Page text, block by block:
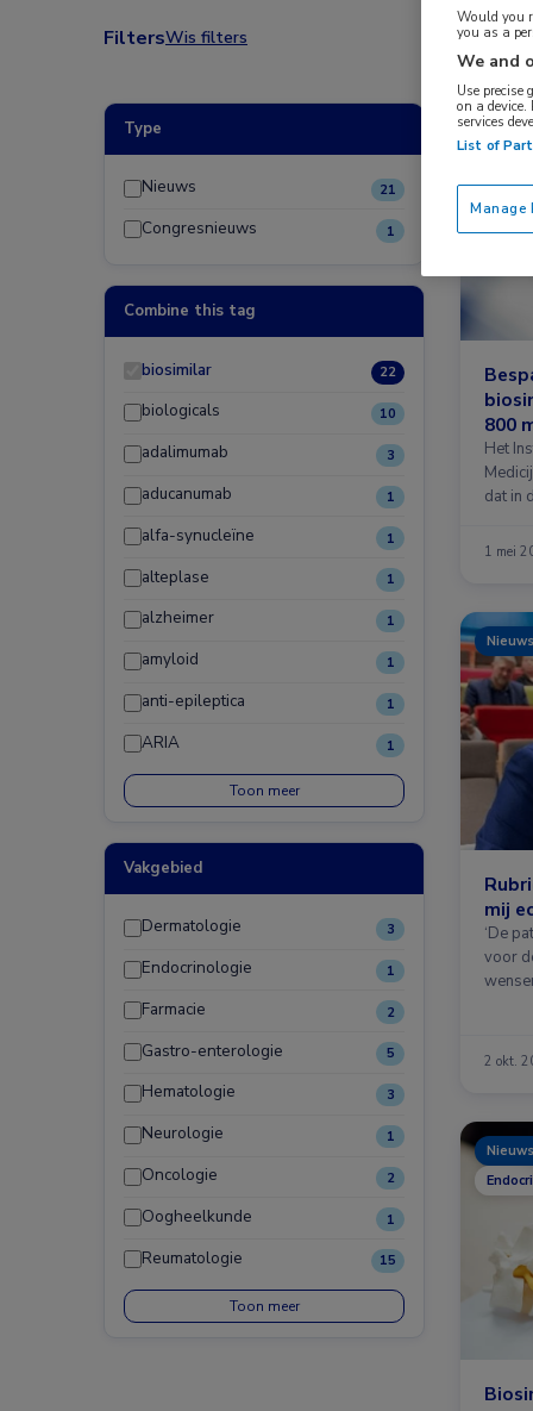
FiltersWis filters
Type
Nieuws 21
Congresnieuws 1
Combine this tag
biosimilar 22
biologicals 10
adalimumab 3
aducanumab 1
alfa-synucleïne 1
alteplase 1
alzheimer 1
amyloid 1
anti-epileptica 1
ARIA 1
Toon meer
Vakgebied
Dermatologie 3
Endocrinologie 1
Farmacie 2
Gastro-enterologie 5
Hematologie 3
Neurologie 1
Oncologie 2
Oogheelkunde 1
Reumatologie 15
Toon meer
Nieuws
800
Het
dat in
1 mei
Nieuws
mij
‘De
voor
2 okt.
Nieuws
Would you
you as a
We and
Use
on a
services
List of
Manage